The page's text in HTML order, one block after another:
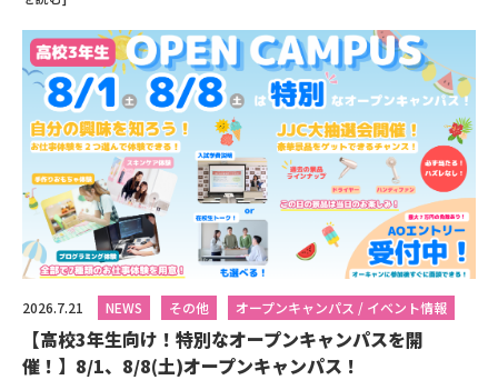
2026.7.21 NEWS その他 オープンキャンパス / イベント情報
【高校3年生向け！特別なオープンキャンパスを開
催！】8/1、8/8(土)オープンキャンパス！